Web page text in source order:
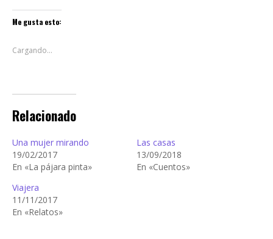
Me gusta esto:
Cargando...
Relacionado
Una mujer mirando
19/02/2017
En «La pájara pinta»
Las casas
13/09/2018
En «Cuentos»
Viajera
11/11/2017
En «Relatos»